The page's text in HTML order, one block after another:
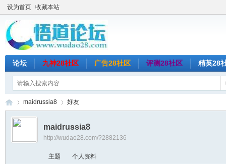
设为首页 收藏本站
论坛 九神28社区 广告28社区 评测28社区 精英28
›
maidrussia8 好友
maidrussia8
http://wudao28.com/?2882136
主题 个人资料